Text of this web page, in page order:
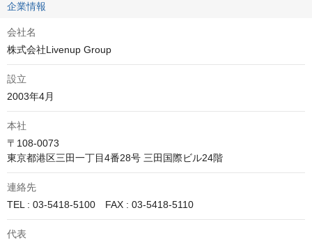
企業情報
会社名
株式会社Livenup Group
設立
2003年4月
本社
〒108-0073
東京都港区三田一丁目4番28号 三田国際ビル24階
連絡先
TEL : 03-5418-5100　FAX : 03-5418-5110
代表